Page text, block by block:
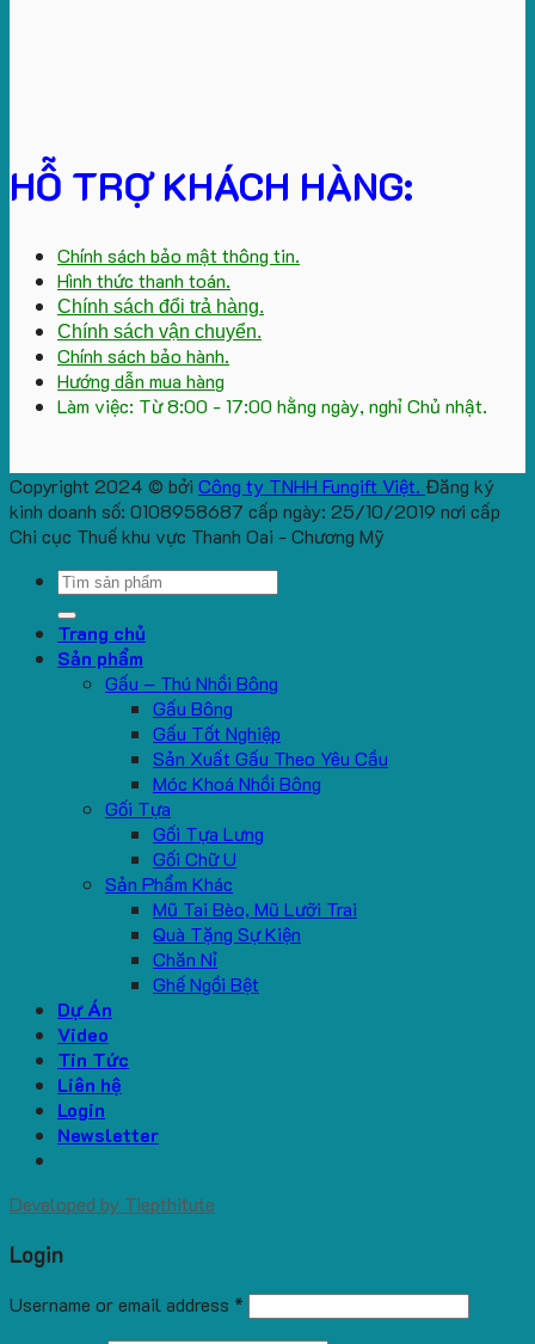
HỖ TRỢ KHÁCH HÀNG:
Chính sách bảo mật thông tin.
Hình thức thanh toán.
Chính sách đổi trả hàng.
Chính sách vận chuyển.
Chính sách bảo hành.
Hướng dẫn mua hàng
Làm việc: Từ 8:00 - 17:00 hằng ngày, nghỉ Chủ nhật.
Copyright 2024 © bởi Công ty TNHH Fungift Việt. Đăng ký
kinh doanh số: 0108958687 cấp ngày: 25/10/2019 nơi cấp
Chi cục Thuế khu vực Thanh Oai - Chương Mỹ
Search
Trang chủ
Sản phẩm
Gấu – Thú Nhồi Bông
Gấu Bông
Gấu Tốt Nghiệp
Sản Xuất Gấu Theo Yêu Cầu
Móc Khoá Nhồi Bông
Gối Tựa
Gối Tựa Lưng
Gối Chữ U
Sản Phẩm Khác
Mũ Tai Bèo, Mũ Lưỡi Trai
Quà Tặng Sự Kiện
Chăn Nỉ
Ghế Ngồi Bệt
Dự Án
Video
Tin Tức
Liên hệ
Login
Newsletter
Developed by Tiepthitute
Login
Username or email address *